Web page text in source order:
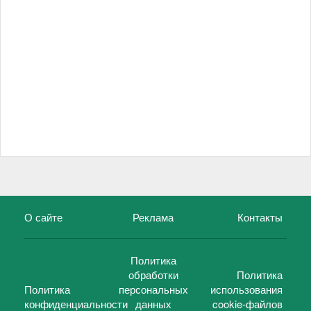
О сайте Реклама Контакты
Политика
конфиденциальности
Политика
обработки
персональных
данных
Политика
использования
cookie-файлов